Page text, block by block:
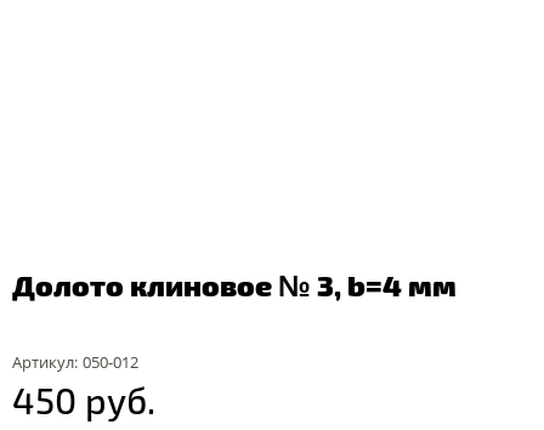
Долото клиновое № 3, b=4 мм
Артикул: 050-012
450 руб.